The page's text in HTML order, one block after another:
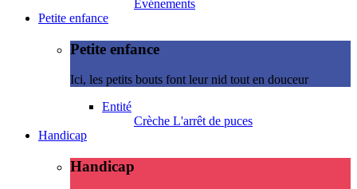
Evénements
Petite enfance
Petite enfance
Ici, les petits bouts font leur nid tout en douceur
Entité
Crèche L'arrêt de puces
Handicap
Handicap